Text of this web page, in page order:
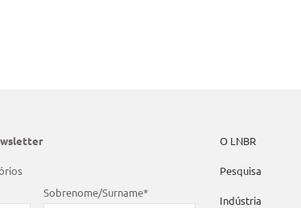
Sobrenome/Surname*
O LNBR
Pesquisa
Indústria